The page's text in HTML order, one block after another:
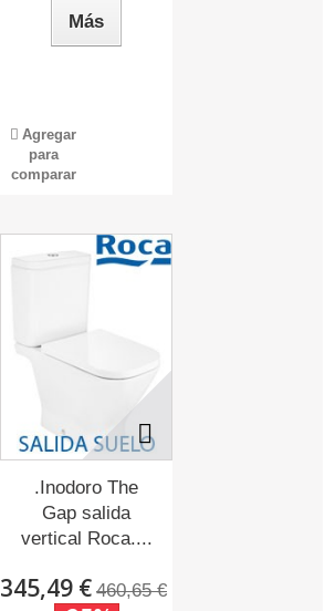
Más
Agregar
para
comparar
.Inodoro The
Gap salida
vertical Roca....
345,49 € 460,65 €